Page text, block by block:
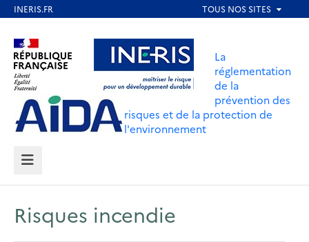
contenu
principal
Aller au contenu Aller au menu
Aller au pied de page
La
réglementation
de la
prévention des
risques et de la protection de
l'environnement
MENU
Risques incendie